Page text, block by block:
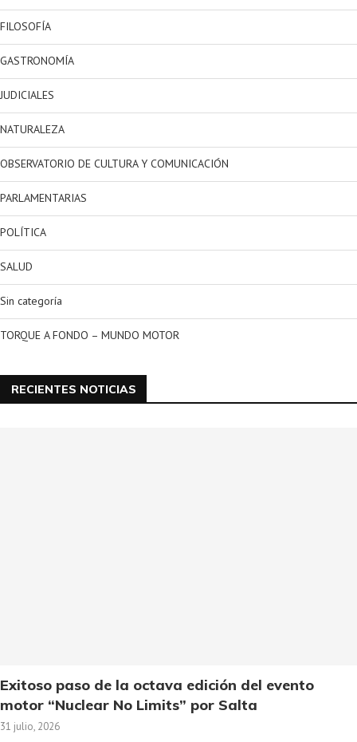
FILOSOFÍA
GASTRONOMÍA
JUDICIALES
NATURALEZA
OBSERVATORIO DE CULTURA Y COMUNICACIÓN
PARLAMENTARIAS
POLÍTICA
SALUD
Sin categoría
TORQUE A FONDO – MUNDO MOTOR
RECIENTES NOTICIAS
Exitoso paso de la octava edición del evento
motor “Nuclear No Limits” por Salta
31 julio, 2026